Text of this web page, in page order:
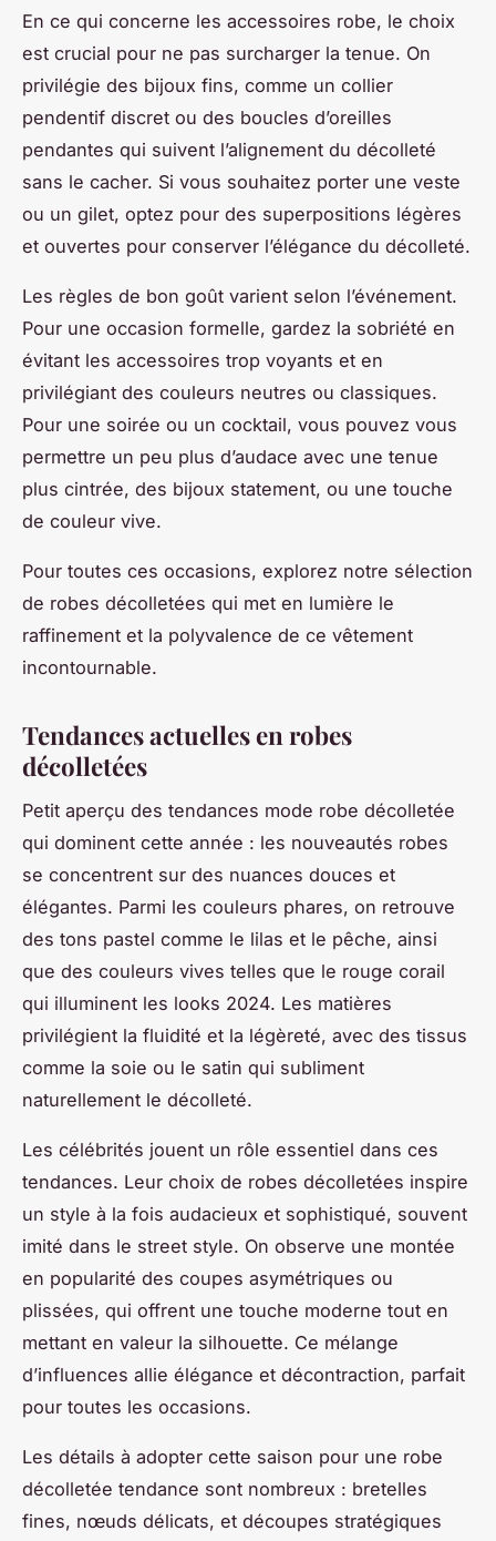
En ce qui concerne les accessoires robe, le choix
est crucial pour ne pas surcharger la tenue. On
privilégie des bijoux fins, comme un collier
pendentif discret ou des boucles d’oreilles
pendantes qui suivent l’alignement du décolleté
sans le cacher. Si vous souhaitez porter une veste
ou un gilet, optez pour des superpositions légères
et ouvertes pour conserver l’élégance du décolleté.
Les règles de bon goût varient selon l’événement.
Pour une occasion formelle, gardez la sobriété en
évitant les accessoires trop voyants et en
privilégiant des couleurs neutres ou classiques.
Pour une soirée ou un cocktail, vous pouvez vous
permettre un peu plus d’audace avec une tenue
plus cintrée, des bijoux statement, ou une touche
de couleur vive.
Pour toutes ces occasions, explorez notre sélection
de robes décolletées qui met en lumière le
raffinement et la polyvalence de ce vêtement
incontournable.
Tendances actuelles en robes
décolletées
Petit aperçu des tendances mode robe décolletée
qui dominent cette année : les nouveautés robes
se concentrent sur des nuances douces et
élégantes. Parmi les couleurs phares, on retrouve
des tons pastel comme le lilas et le pêche, ainsi
que des couleurs vives telles que le rouge corail
qui illuminent les looks 2024. Les matières
privilégient la fluidité et la légèreté, avec des tissus
comme la soie ou le satin qui subliment
naturellement le décolleté.
Les célébrités jouent un rôle essentiel dans ces
tendances. Leur choix de robes décolletées inspire
un style à la fois audacieux et sophistiqué, souvent
imité dans le street style. On observe une montée
en popularité des coupes asymétriques ou
plissées, qui offrent une touche moderne tout en
mettant en valeur la silhouette. Ce mélange
d’influences allie élégance et décontraction, parfait
pour toutes les occasions.
Les détails à adopter cette saison pour une robe
décolletée tendance sont nombreux : bretelles
fines, nœuds délicats, et découpes stratégiques